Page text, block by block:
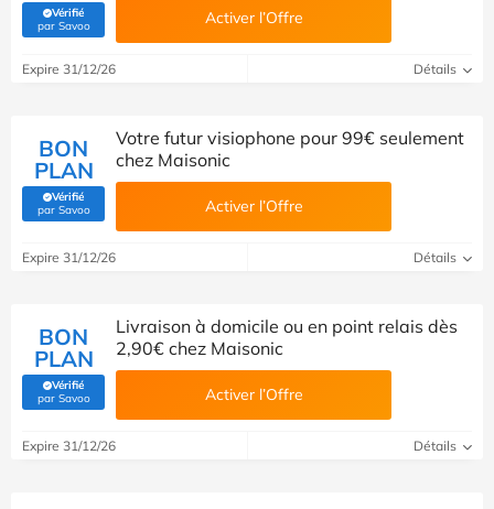
Vérifié
par Savoo(Vérifié par Savoo) Activer l’Offre
Expire 31/12/26 Détails
BON
PLAN
Vérifié
par Savoo(Vérifié par Savoo)
Votre futur visiophone pour 99€ seulement
chez Maisonic
Activer l’Offre
Expire 31/12/26 Détails
BON
PLAN
Vérifié
par Savoo(Vérifié par Savoo)
Livraison à domicile ou en point relais dès
2,90€ chez Maisonic
Activer l’Offre
Expire 31/12/26 Détails